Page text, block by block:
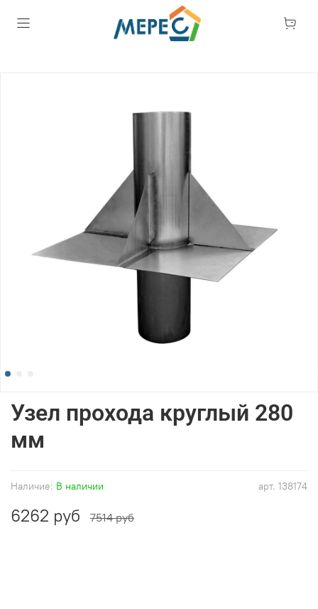
арт. 138174
Наличие: В наличии
Узел прохода круглый 280
мм
6262 руб 7514 руб